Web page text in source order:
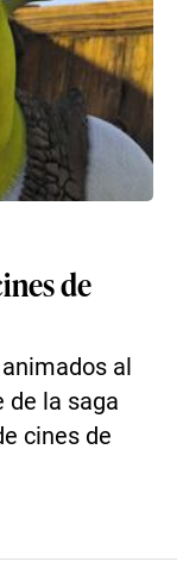
de
al
de la saga
cines de